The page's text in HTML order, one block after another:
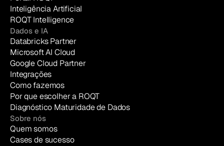
Inteligência Artificial
ROQT Intelligence
Dados e IA
Databricks Partner
Microsoft AI Cloud
Google Cloud Partner
Integrações
Como fazemos
Por que escolher a ROQT
Diagnóstico Maturidade de Dados
Sobre nós
Quem somos
Cases de sucesso